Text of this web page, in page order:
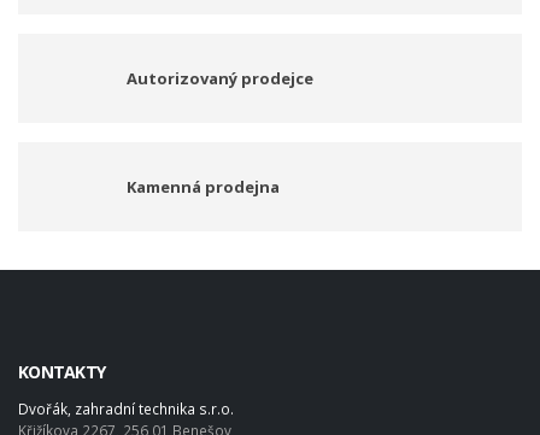
Autorizovaný prodejce
Kamenná prodejna
KONTAKTY
Dvořák, zahradní technika s.r.o.
Křižíkova 2267, 256 01 Benešov